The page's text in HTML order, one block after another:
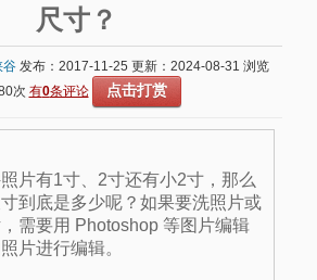
尺寸？
谷发布：2017-11-25 更新：2024-08-31 浏览
次 有0条评论 点击打赏
片有1寸、2寸还有小2寸，那么
到底是多少呢？如果要洗照片或
需要用 Photoshop 等图片编辑
片进行编辑。